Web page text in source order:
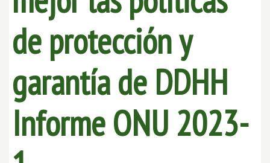
de protección y
garantía de DDHH
Informe ONU 2023-